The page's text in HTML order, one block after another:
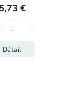
5,73 €
Détail